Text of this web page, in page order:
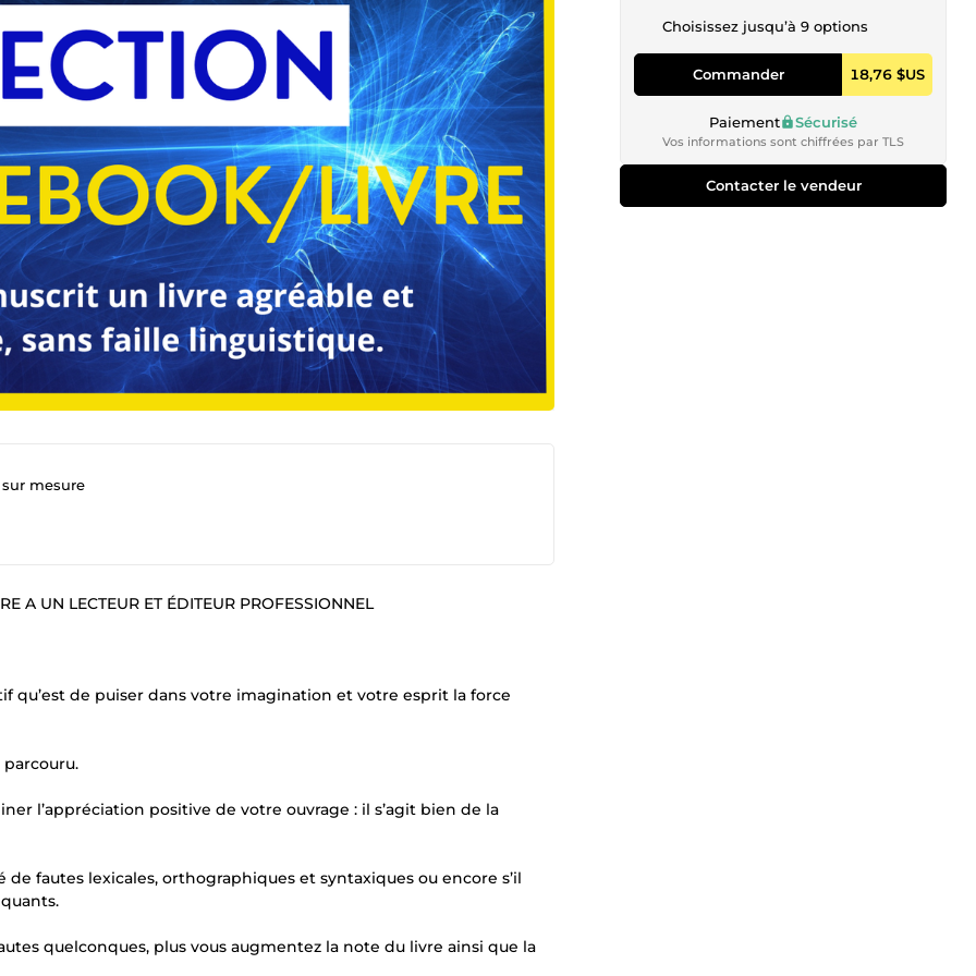
mesure
A UN LECTEUR ET ÉDITEUR PROFESSIONNEL
qu’est de puiser dans votre imagination et votre esprit la force
l’appréciation positive de votre ouvrage : il s’agit bien de la
fautes lexicales, orthographiques et syntaxiques ou encore s’il
quelconques, plus vous augmentez la note du livre ainsi que la
Choisissez jusqu’à 9 options
Commander 18,76 $US
Paiement Sécurisé
Vos informations sont chiffrées par TLS
Contacter le vendeur